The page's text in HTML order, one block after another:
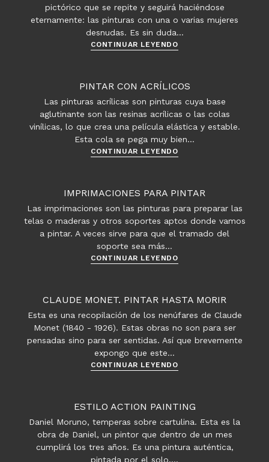
pictórico que se repite y seguirá haciéndose
eternamente: las pinturas con una o varias mujeres
desnudas. Es sin duda…
CONTINUAR LEYENDOVamos
pintar
desnudas
PINTAR CON ACRÍLICOS
Las pinturas acrílicas son pinturas cuya base
aglutinante son las resinas acrílicas o las colas
vinílicas, lo que crea una película elástica y estable.
Esta cola se pega muy bien…
CONTINUAR LEYENDOPintar
IMPRIMACIONES PARA PINTAR
Las imprimaciones son las pinturas para preparar las
telas o maderas y otros soportes aptos donde vamos
a pintar. A veces sirve para que el tramado del
soporte sea más…
CONTINUAR LEYENDOImprimaciones
CLAUDE MONET. PINTAR HASTA MORIR
Esta es una recopilación de los nenúfares de Claude
Monet (1840 - 1926). Estas obras no son para ser
pensadas sino para ser sentidas. Así que brevemente
expongo que este…
CONTINUAR LEYENDOClaude
hasta
ESTILO ACTION PAINTING
Daniel Moruno, temperas sobre cartulina. Esta es la
obra de Daniel, un pintor que dentro de un mes
cumplirá los tres años. Es una pintura auténtica,
pintada por el solo.…